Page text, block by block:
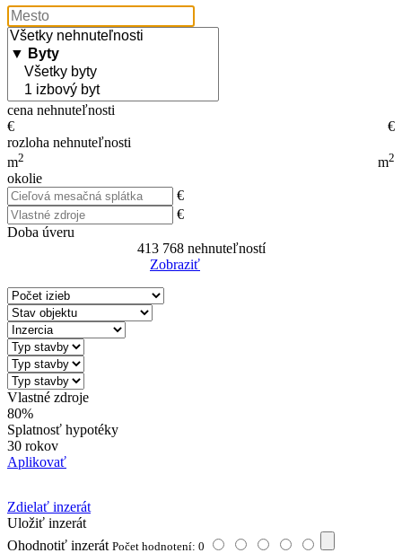
cena nehnuteľnosti
€
€
rozloha nehnuteľnosti
m2 m2
okolie
€
€
Doba úveru
413 768nehnuteľností
Zobraziť
Vlastné zdroje
80%
Splatnosť hypotéky
30 rokov
Aplikovať
Zdielať inzerát
Uložiť inzerát
Ohodnotiť inzerát Počet hodnotení: 0